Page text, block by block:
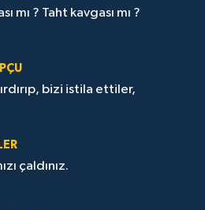
mı ? Taht kavgası mı ?
bizi istila ettiler,
çaldınız.